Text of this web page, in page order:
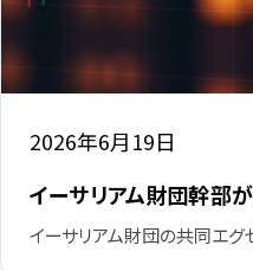
2026年6月19日
イーサリアム財団幹部
イーサリアム財団の共同エグ